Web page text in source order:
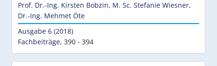
Prof. Dr.-Ing. Kirsten Bobzin, M. Sc. Stefanie Wiesner,
Dr.-Ing. Mehmet Öte
Ausgabe 6 (2018)
Fachbeiträge, 390 - 394